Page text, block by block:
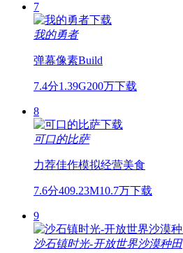
7
我的勇者
弹幕像素Build
7.4分1.39G200万下载
8
可口的比萨
力荐佳作模拟经营美食
7.6分409.23M10.7万下载
9
沙石镇时光-开放世界沙漠种田